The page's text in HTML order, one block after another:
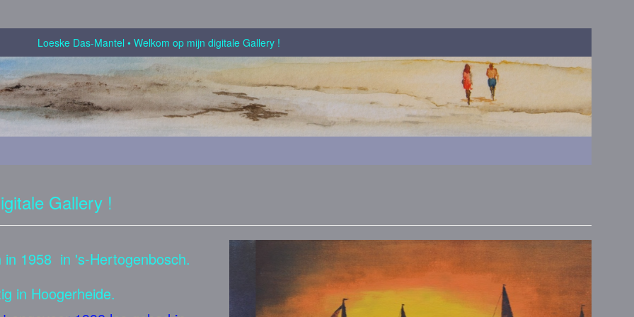
Loeske Das-Mantel Welkom op mijn digitale Gallery !
Gallery !
in 1958 in 's-Hertogenbosch.
in Hoogerheide.